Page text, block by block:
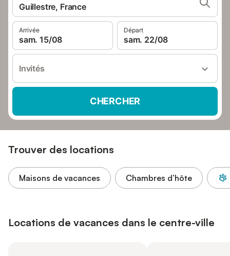
Guillestre, France
Arrivée
sam. 15/08
Départ
sam. 22/08
Invités
CHERCHER
Trouver des locations
Maisons de vacances Chambres d’hôte
Locations de vacances dans le centre-ville